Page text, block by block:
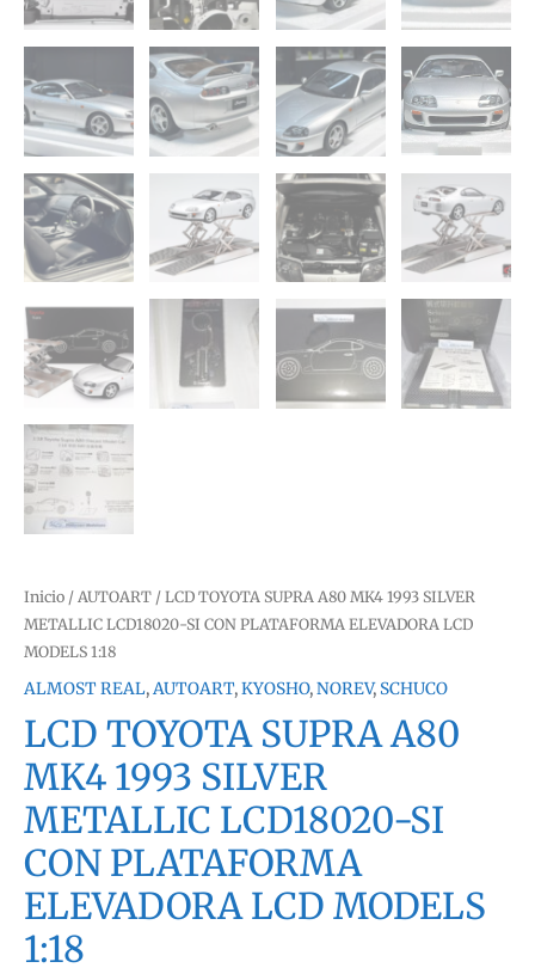
Inicio / AUTOART / LCD TOYOTA SUPRA A80 MK4 1993 SILVER
METALLIC LCD18020-SI CON PLATAFORMA ELEVADORA LCD
MODELS 1:18
ALMOST REAL,AUTOART,KYOSHO,NOREV, SCHUCO
LCD TOYOTA SUPRA A80
MK4 1993 SILVER
METALLIC LCD18020-SI
CON PLATAFORMA
ELEVADORA LCD MODELS
1:18